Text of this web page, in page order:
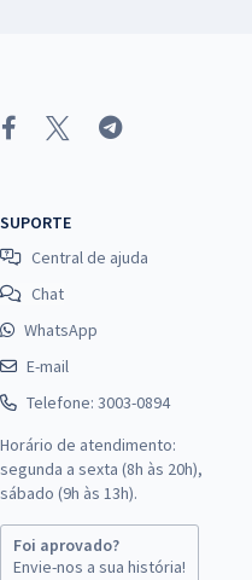
SUPORTE
Central de ajuda
Chat
WhatsApp
E-mail
Telefone: 3003-0894
Horário de atendimento:
segunda a sexta (8h às 20h),
sábado (9h às 13h).
Foi aprovado?
Envie-nos a sua história!